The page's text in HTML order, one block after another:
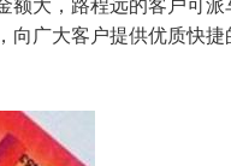
广大客户提供优质快